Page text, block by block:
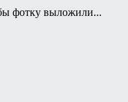
фотку выложили...